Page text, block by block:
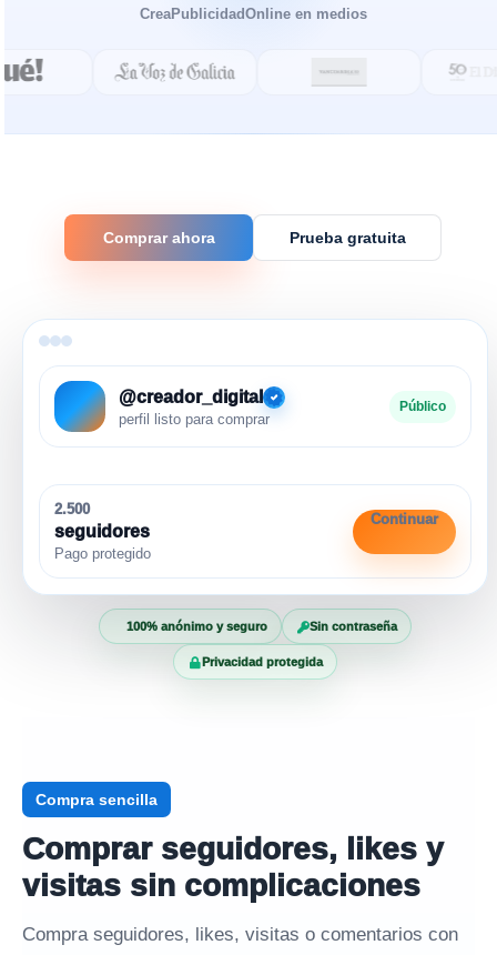
Comprar ahora Prueba gratuita
CreaPublicidadOnline en medios
@creador_digital
perfil listo para comprar
Público
2.500
seguidores
Pago protegido
Continuar
100% anónimo y seguro Sin contraseña
Privacidad protegida
Compra sencilla
Comprar seguidores, likes y
visitas sin complicaciones
Compra seguidores, likes, visitas o comentarios con